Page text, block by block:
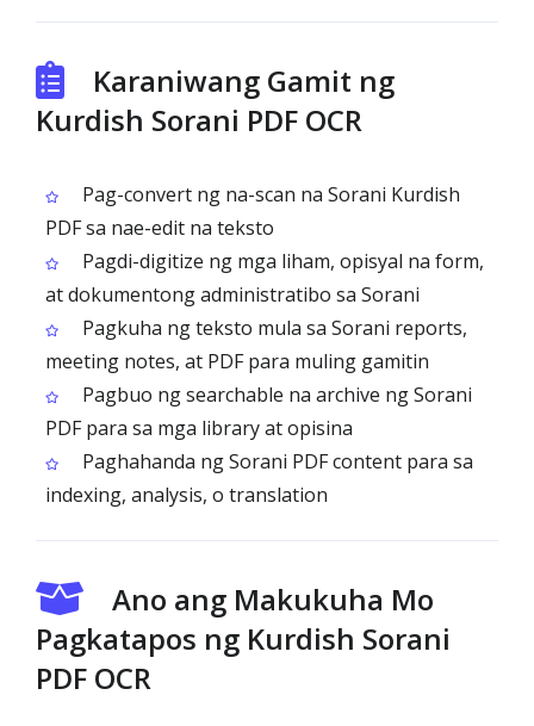
Karaniwang Gamit ng
Kurdish Sorani PDF OCR
Pag-convert ng na-scan na Sorani Kurdish
PDF sa nae-edit na teksto
Pagdi-digitize ng mga liham, opisyal na form,
at dokumentong administratibo sa Sorani
Pagkuha ng teksto mula sa Sorani reports,
meeting notes, at PDF para muling gamitin
Pagbuo ng searchable na archive ng Sorani
PDF para sa mga library at opisina
Paghahanda ng Sorani PDF content para sa
indexing, analysis, o translation
Ano ang Makukuha Mo
Pagkatapos ng Kurdish Sorani
PDF OCR